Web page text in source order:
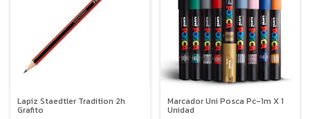
Lapiz Staedtler Tradition 2h
Grafito
Marcador Uni Posca Pc-1m X 1
Unidad